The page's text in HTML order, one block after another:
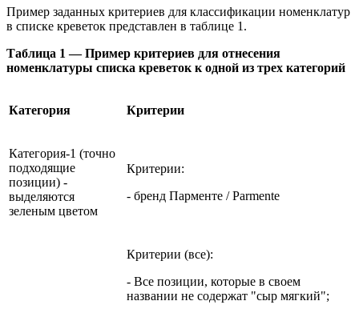
Пример заданных критериев для классификации номенклатур
в списке креветок представлен в таблице 1.
Таблица 1 — Пример критериев для отнесения
номенклатуры списка креветок к одной из трех категорий
Категория Критерии
Категория-1 (точно
подходящие
позиции) -
выделяются
зеленым цветом
Критерии:
- бренд Парменте / Parmente
Критерии (все):
- Все позиции, которые в своем
названии не содержат "сыр мягкий";